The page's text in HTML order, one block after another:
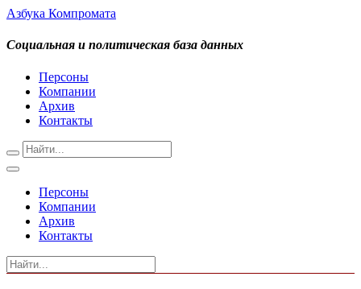
Азбука Компромата
Социальная и политическая база данных
Персоны
Компании
Архив
Контакты
Персоны
Компании
Архив
Контакты